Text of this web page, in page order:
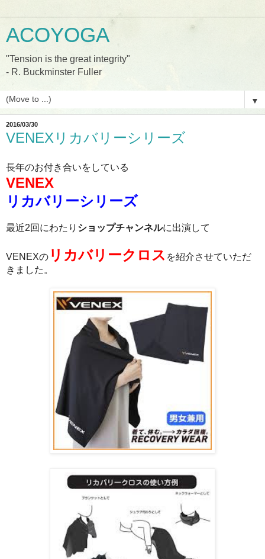
ACOYOGA
"Tension is the great integrity"
- R. Buckminster Fuller
▼
2016/03/30
VENEXリカバリーシリーズ
長年のお付き合いをしている
VENEX
リカバリーシリーズ
最近2回にわたり ショップチャンネルに出演して
VENEXの リカバリークロス を紹介させていただ
きました。